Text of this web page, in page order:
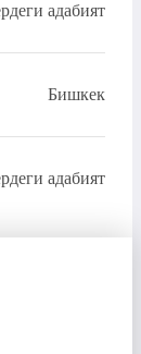
адабият
Бишкек
адабият